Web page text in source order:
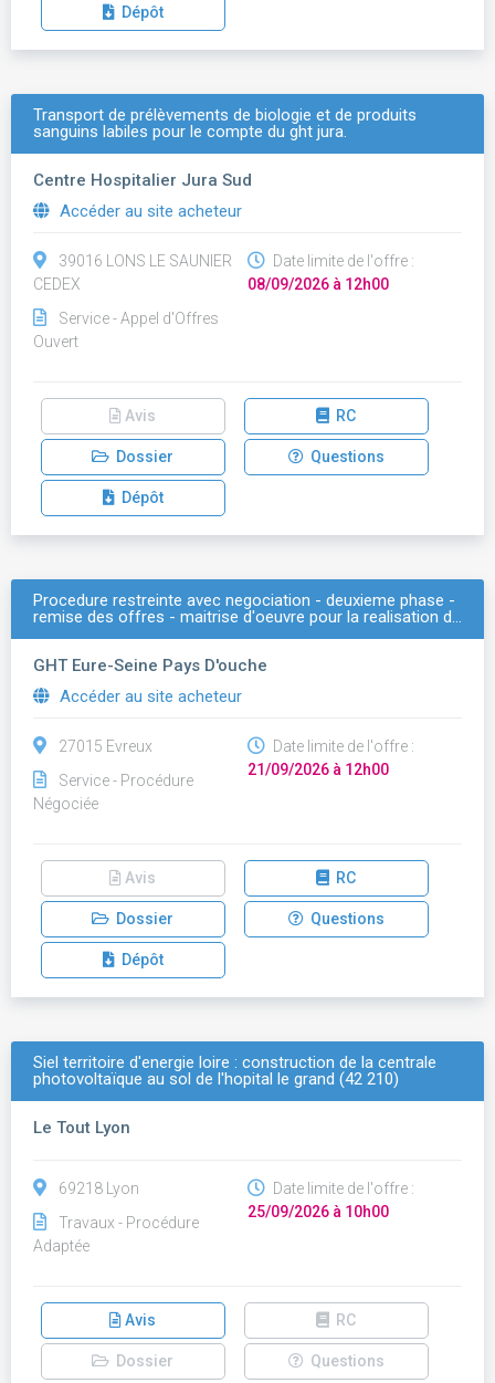
Dépôt
Transport de prélèvements de biologie et de produits
sanguins labiles pour le compte du ght jura.
Centre Hospitalier Jura Sud
Accéder au site acheteur
39016 LONS LE SAUNIER
CEDEX
Service - Appel d'Offres
Ouvert
Date limite de l'offre :
08/09/2026 à 12h00
Avis RC
Dossier Questions
Dépôt
Procedure restreinte avec negociation - deuxieme phase -
remise des offres - maitrise d'oeuvre pour la realisation d…
GHT Eure-Seine Pays D'ouche
Accéder au site acheteur
27015 Evreux
Service - Procédure
Négociée
Date limite de l'offre :
21/09/2026 à 12h00
Avis RC
Dossier Questions
Dépôt
Siel territoire d'energie loire : construction de la centrale
photovoltaïque au sol de l'hopital le grand (42 210)
Le Tout Lyon
69218 Lyon
Travaux - Procédure
Adaptée
Date limite de l'offre :
25/09/2026 à 10h00
Avis RC
Dossier Questions